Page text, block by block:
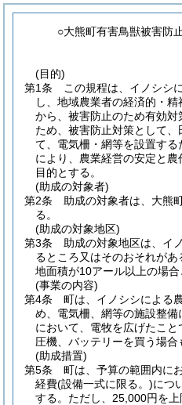
○大熊町有害鳥獣被害防
(目的)
第1条
この規程は、イノシシ
し、地域農業者の経済的・
から、被害防止のため有効対
ため、被害防止対策として
て、電気柵・網等を設置す
により、農業経営の安定と
目的とする。
(助成の対象者)
第2条
助成の対象者は、大熊
る。
(助成の対象地区)
第3条
助成の対象地区は、イ
るところ又はそのおそれが
地面積が10アール以上の場合
(事業の内容)
第4条
町は、イノシシによる
め、電気柵、網等の施設整備
において、電牧を広げたこ
圧機、バッテリーを買う場合
(助成措置)
第5条
町は、予算の範囲内に
経費(設備一式に限る。)につ
する。 ただし、25,000円を